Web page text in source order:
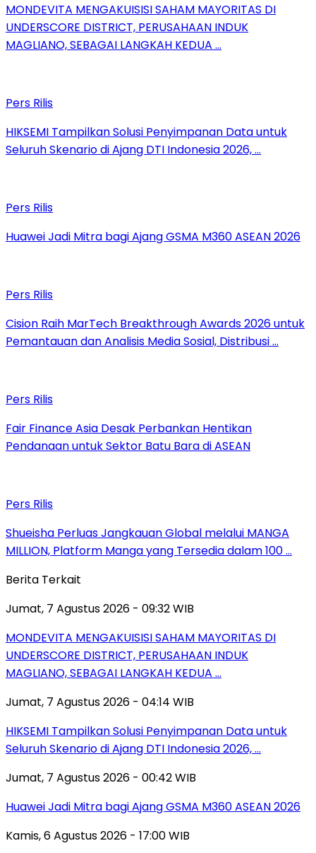
MONDEVITA MENGAKUISISI SAHAM MAYORITAS DI
UNDERSCORE DISTRICT, PERUSAHAAN INDUK
MAGLIANO, SEBAGAI LANGKAH KEDUA …
Pers Rilis
HIKSEMI Tampilkan Solusi Penyimpanan Data untuk
Seluruh Skenario di Ajang DTI Indonesia 2026, …
Pers Rilis
Huawei Jadi Mitra bagi Ajang GSMA M360 ASEAN 2026
Pers Rilis
Cision Raih MarTech Breakthrough Awards 2026 untuk
Pemantauan dan Analisis Media Sosial, Distribusi …
Pers Rilis
Fair Finance Asia Desak Perbankan Hentikan
Pendanaan untuk Sektor Batu Bara di ASEAN
Pers Rilis
Shueisha Perluas Jangkauan Global melalui MANGA
MILLION, Platform Manga yang Tersedia dalam 100 …
Berita Terkait
Jumat, 7 Agustus 2026 - 09:32 WIB
MONDEVITA MENGAKUISISI SAHAM MAYORITAS DI
UNDERSCORE DISTRICT, PERUSAHAAN INDUK
MAGLIANO, SEBAGAI LANGKAH KEDUA …
Jumat, 7 Agustus 2026 - 04:14 WIB
HIKSEMI Tampilkan Solusi Penyimpanan Data untuk
Seluruh Skenario di Ajang DTI Indonesia 2026, …
Jumat, 7 Agustus 2026 - 00:42 WIB
Huawei Jadi Mitra bagi Ajang GSMA M360 ASEAN 2026
Kamis, 6 Agustus 2026 - 17:00 WIB